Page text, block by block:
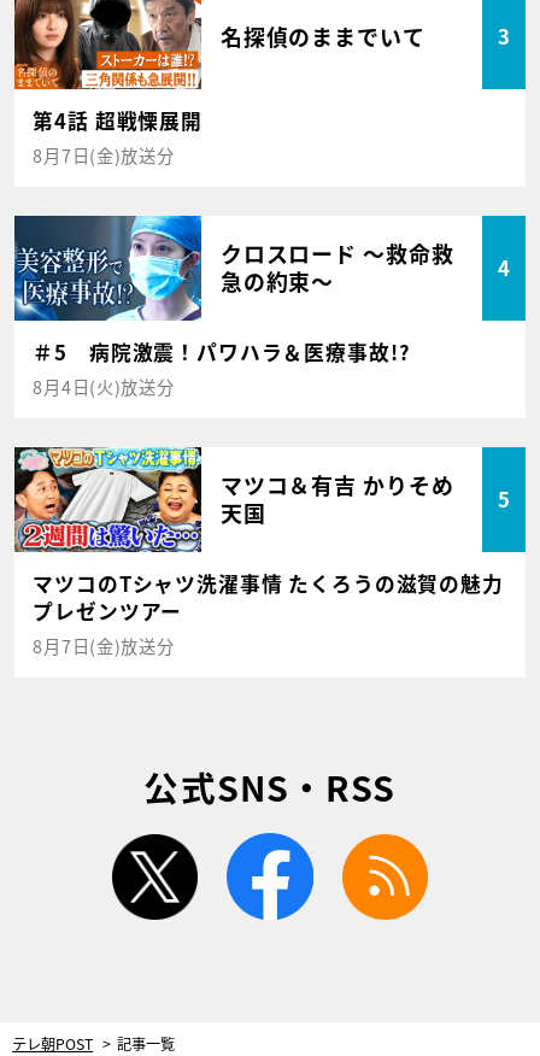
名探偵のままでいて 3
第4話 超戦慄展開
8月7日(金)放送分
クロスロード ～救命救
急の約束～
4
＃5 病院激震！パワハラ＆医療事故!?
8月4日(火)放送分
マツコ＆有吉 かりそめ
天国
5
マツコのTシャツ洗濯事情 たくろうの滋賀の魅力
プレゼンツアー
8月7日(金)放送分
公式SNS・RSS
twitter facebook
テレ朝POST 記事一覧